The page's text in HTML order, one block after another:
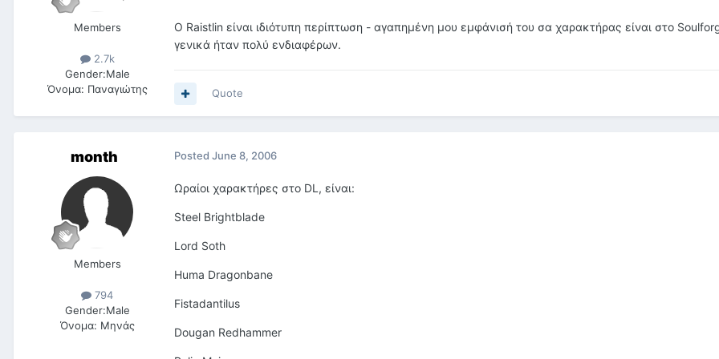
Members
2.7k
Gender:Male
Όνομα: Παναγιώτης
Ο Raistlin είναι ιδιότυπη περίπτωση - αγαπημένη μου εμφάνισή του σα χαρακτήρας είναι στο
γενικά ήταν πολύ ενδιαφέρων.
Quote
month
Members
794
Gender:Male
Όνομα: Μηνάς
Posted June 8, 2006
Ωραίοι χαρακτήρες στο DL, είναι:
Steel Brightblade
Lord Soth
Huma Dragonbane
Fistadantilus
Dougan Redhammer